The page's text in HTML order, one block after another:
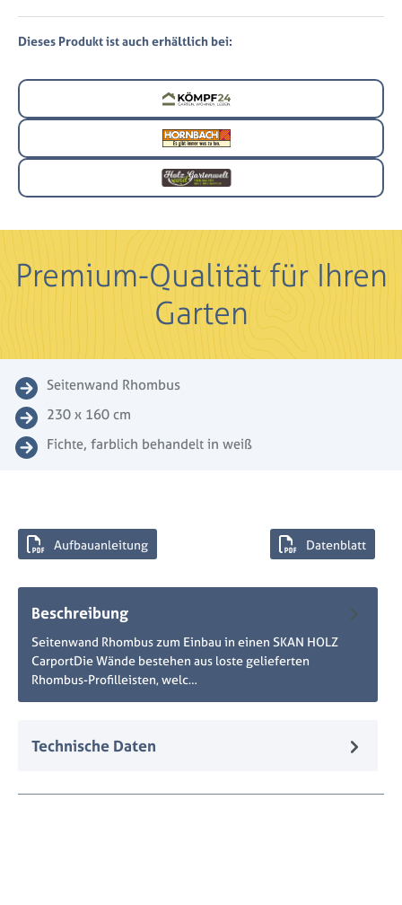
Dieses Produkt ist auch erhältlich bei:
Premium-Qualität für Ihren
Garten
Seitenwand Rhombus
230 x 160 cm
Fichte, farblich behandelt in weiß
Beschreibung
Seitenwand Rhombus zum Einbau in einen SKAN HOLZ
CarportDie Wände bestehen aus loste gelieferten
Rhombus-Profilleisten, welc…
Technische Daten
Aufbauanleitung Datenblatt